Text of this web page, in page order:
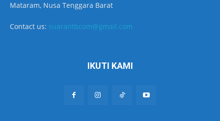
Mataram, Nusa Tenggara Barat
Contact us: suarantbcom@gmail.com
IKUTI KAMI